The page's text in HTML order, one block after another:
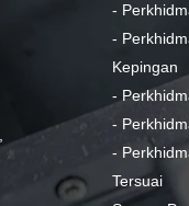
-
-
Kepingan
-
-
-
Tersuai